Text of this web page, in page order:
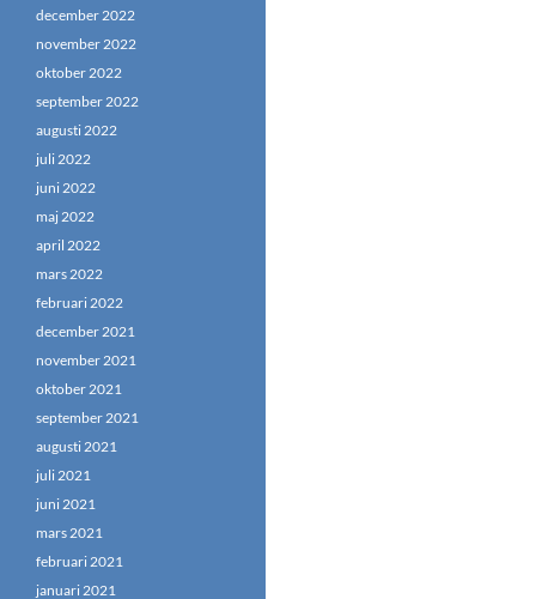
december 2022
november 2022
oktober 2022
september 2022
augusti 2022
juli 2022
juni 2022
maj 2022
april 2022
mars 2022
februari 2022
december 2021
november 2021
oktober 2021
september 2021
augusti 2021
juli 2021
juni 2021
mars 2021
februari 2021
januari 2021